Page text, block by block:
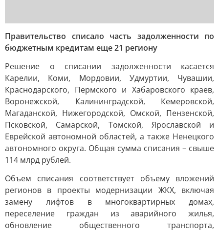
Правительство списало часть задолженности по
бюджетным кредитам еще 21 региону
Решение о списании задолженности касается
Карелии, Коми, Мордовии, Удмуртии, Чувашии,
Краснодарского, Пермского и Хабаровского краев,
Воронежской, Калининградской, Кемеровской,
Магаданской, Нижегородской, Омской, Пензенской,
Псковской, Самарской, Томской, Ярославской и
Еврейской автономной областей, а также Ненецкого
автономного округа. Общая сумма списания – свыше
114 млрд рублей.
Объем списания соответствует объему вложений
регионов в проекты модернизации ЖКХ, включая
замену лифтов в многоквартирных домах,
переселение граждан из аварийного жилья,
обновление общественного транспорта,